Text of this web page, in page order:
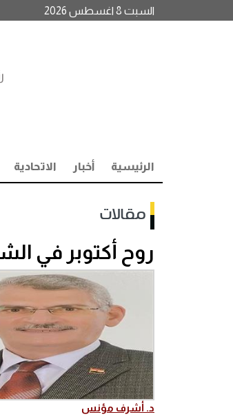
السبت 8 اغسطس 2026
الرئيسية أخبار الاتحادية
مقالات
روح أكتوبر في
د. أشرف مؤنس